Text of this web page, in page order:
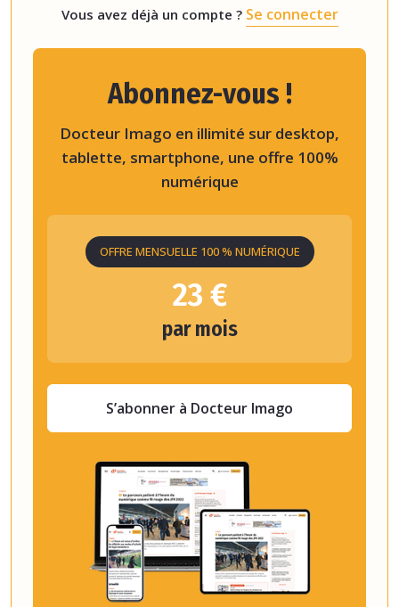
Vous avez déjà un compte ? Se connecter
Abonnez-vous !
Docteur Imago en illimité sur desktop,
tablette, smartphone, une offre 100%
numérique
OFFRE MENSUELLE 100 % NUMÉRIQUE
23 €
par mois
S’abonner à Docteur Imago